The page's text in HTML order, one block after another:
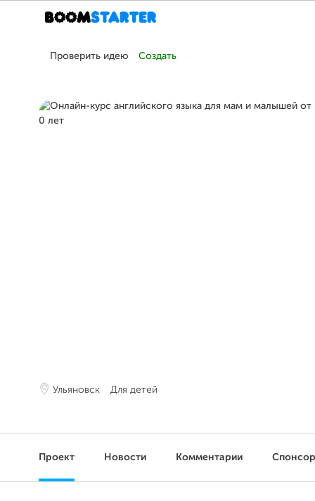
Проверить идею Создать
Ульяновск Для детей
Проект Новости Комментарии